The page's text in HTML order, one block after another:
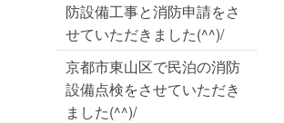
防設備工事と消防申請をさ
せていただきました(^^)/
京都市東山区で民泊の消防
設備点検をさせていただき
ました(^^)/